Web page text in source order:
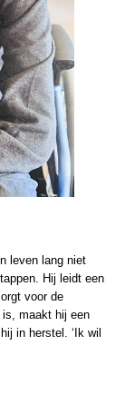
leven lang niet
Hij leidt een
voor de
maakt hij een
in herstel. ‘Ik wil